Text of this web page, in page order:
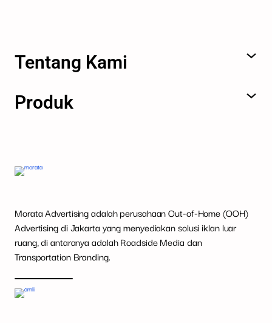
Tentang Kami
Produk
Morata Advertising adalah perusahaan Out-of-Home (OOH)
Advertising di Jakarta yang menyediakan solusi iklan luar
ruang, di antaranya adalah Roadside Media dan
Transportation Branding.